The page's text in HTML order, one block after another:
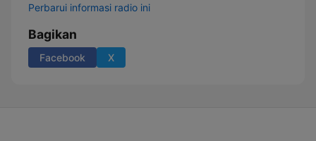
Perbarui informasi radio ini
Bagikan
Facebook X